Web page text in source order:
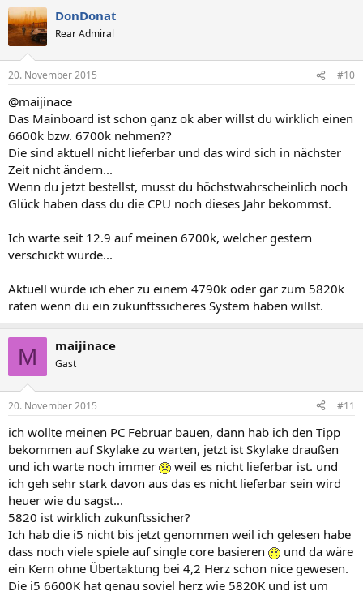
DonDonat
Rear Admiral
20. November 2015 #10
@maijinace
Das Mainboard ist schon ganz ok aber willst du wirklich einen
6600k bzw. 6700k nehmen??
Die sind aktuell nicht lieferbar und das wird sich in nächster
Zeit nicht ändern...
Wenn du jetzt bestellst, musst du höchstwahrscheinlich noch
Glück haben dass du die CPU noch dieses Jahr bekommst.
Ich warte seit 12.9 auf meinen 6700k, welcher gestern
verschickt wurde...
Aktuell würde ich eher zu einem 4790k oder gar zum 5820k
raten wenn du ein zukunftssicheres System haben willst.
M maijinace
Gast
20. November 2015 #11
ich wollte meinen PC Februar bauen, dann hab ich den Tipp
bekommen auf Skylake zu warten, jetzt ist Skylake draußen
und ich warte noch immer
weil es nicht lieferbar ist. und
ich geh sehr stark davon aus das es nicht lieferbar sein wird
heuer wie du sagst...
5820 ist wirklich zukunftssicher?
Ich hab die i5 nicht bis jetzt genommen weil ich gelesen habe
dass noch viele spiele auf single core basieren
und da wäre
ein Kern ohne Übertaktung bei 4,2 Herz schon nice gewesen.
Die i5 6600K hat genau soviel herz wie 5820K und ist um